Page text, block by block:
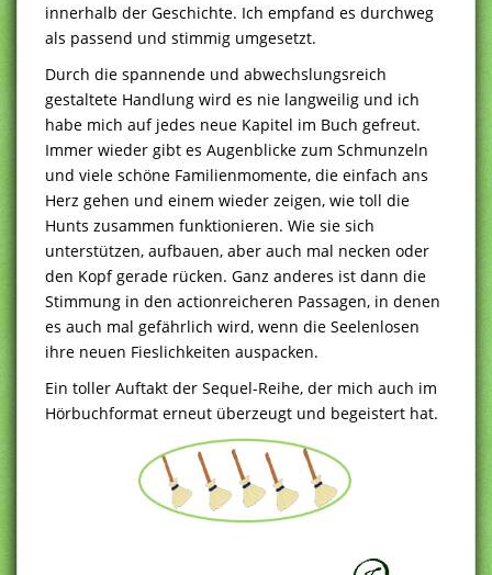
innerhalb der Geschichte. Ich empfand es durchweg
als passend und stimmig umgesetzt.
Durch die spannende und abwechslungsreich
gestaltete Handlung wird es nie langweilig und ich
habe mich auf jedes neue Kapitel im Buch gefreut.
Immer wieder gibt es Augenblicke zum Schmunzeln
und viele schöne Familienmomente, die einfach ans
Herz gehen und einem wieder zeigen, wie toll die
Hunts zusammen funktionieren. Wie sie sich
unterstützen, aufbauen, aber auch mal necken oder
den Kopf gerade rücken. Ganz anderes ist dann die
Stimmung in den actionreicheren Passagen, in denen
es auch mal gefährlich wird, wenn die Seelenlosen
ihre neuen Fieslichkeiten auspacken.
Ein toller Auftakt der Sequel-Reihe, der mich auch im
Hörbuchformat erneut überzeugt und begeistert hat.